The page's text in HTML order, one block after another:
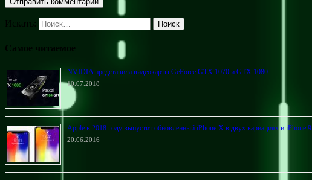
Искать: Поиск
Самое читаемое
NVIDIA представила видеокарты GeForce GTX 1070 и GTX 1080
10.07.2018
Apple в 2018 году выпустит обновленный iPhone X в двух вариациях и iPhone 9
20.06.2016